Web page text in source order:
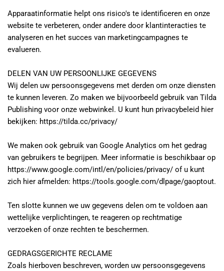
Apparaatinformatie helpt ons risico's te identificeren en onze
website te verbeteren, onder andere door klantinteracties te
analyseren en het succes van marketingcampagnes te
evalueren.
DELEN VAN UW PERSOONLIJKE GEGEVENS
Wij delen uw persoonsgegevens met derden om onze diensten
te kunnen leveren. Zo maken we bijvoorbeeld gebruik van Tilda
Publishing voor onze webwinkel. U kunt hun privacybeleid hier
bekijken: https://tilda.cc/privacy/
We maken ook gebruik van Google Analytics om het gedrag
van gebruikers te begrijpen. Meer informatie is beschikbaar op
https://www.google.com/intl/en/policies/privacy/ of u kunt
zich hier afmelden: https://tools.google.com/dlpage/gaoptout.
Ten slotte kunnen we uw gegevens delen om te voldoen aan
wettelijke verplichtingen, te reageren op rechtmatige
verzoeken of onze rechten te beschermen.
GEDRAGSGERICHTE RECLAME
Zoals hierboven beschreven, worden uw persoonsgegevens